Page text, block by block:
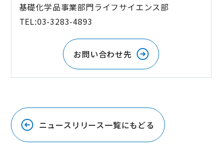
基礎化学品事業部門ライフサイエンス部
TEL:03-3283-4893
お問い合わせ先
ニュースリリース一覧にもどる